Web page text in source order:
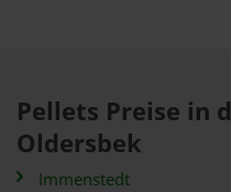
Pellets Preise in
Oldersbek
Immenstedt